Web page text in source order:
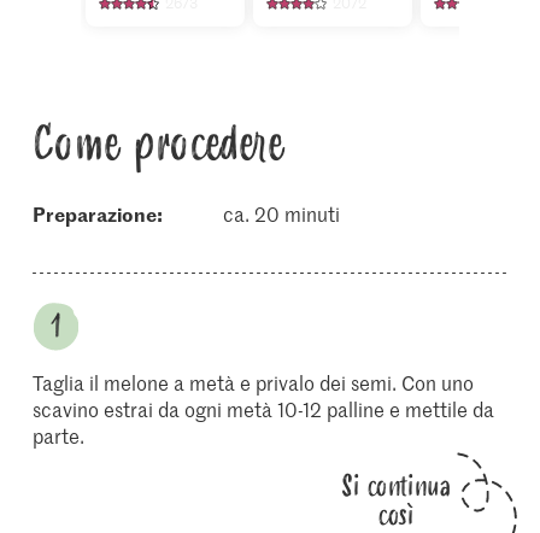
Come procedere
Preparazione: ca. 20 minuti
Taglia il melone a metà e privalo dei semi. Con uno
scavino estrai da ogni metà 10-12 palline e mettile da
parte.
Si continua
così